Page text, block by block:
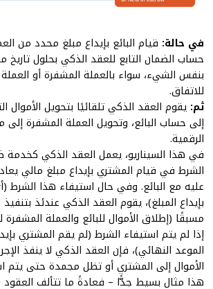
في حالة: قيام البائع بإيداع مبلغ محدد من
حساب الضمان التابع للعقد الذكي بحلول تاريخ
بنفس الشيء، سواء بالعملة المشفرة أو العملة
للاتفاق.
ثم: يقوم العقد الذكي تلقائيًا بتحويل الأموال
إلى حساب البائع، وتحويل العملة المشفرة إلى
الرقمية.
في هذا السيناريو، يعمل العقد الذكي كخدمة
الشرط في قيام المشتري بإيداع مبلغ مالي
عليه مع البائع. وفي حال استيفاء هذا الشرط
بإيداع المبلغ)، يقوم العقد الذكي عندئذ بتنفيذ
مسبقًا (إطلاق الأموال للبائع والعملة
إذا لم يتم استيفاء الشرط (لم يقم المشتري
الموعد النهائي)، فإن العقد الذكي لا ينفذ
الأموال إلى المشتري أو تظل مجمدة حتى يتم
هذا مثال بسيط جدًّا – فعادةً ما تتألف